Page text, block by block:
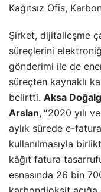
Kağıtsız Ofis,
Şirket, dijitalleşme
süreçlerini
gönderimi ile de
süreçten kaynaklı
belirtti. Aksa
Arslan, “2020 yılı
aylık sürede e-
kullanılmasıyla
kâğıt fatura
esnasında 26 bin